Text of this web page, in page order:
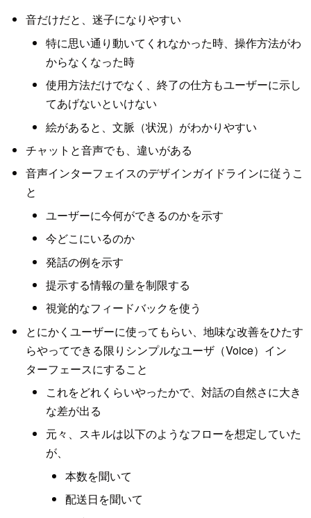
音だけだと、迷子になりやすい
特に思い通り動いてくれなかった時、操作方法がわ
からなくなった時
使用方法だけでなく、終了の仕方もユーザーに示し
てあげないといけない
絵があると、文脈（状況）がわかりやすい
チャットと音声でも、違いがある
音声インターフェイスのデザインガイドラインに従うこ
と
ユーザーに今何ができるのかを示す
今どこにいるのか
発話の例を示す
提示する情報の量を制限する
視覚的なフィードバックを使う
とにかくユーザーに使ってもらい、地味な改善をひたす
らやってできる限りシンプルなユーザ（Voice）イン
ターフェースにすること
これをどれくらいやったかで、対話の自然さに大き
な差が出る
元々、スキルは以下のようなフローを想定していた
が、
本数を聞いて
配送日を聞いて